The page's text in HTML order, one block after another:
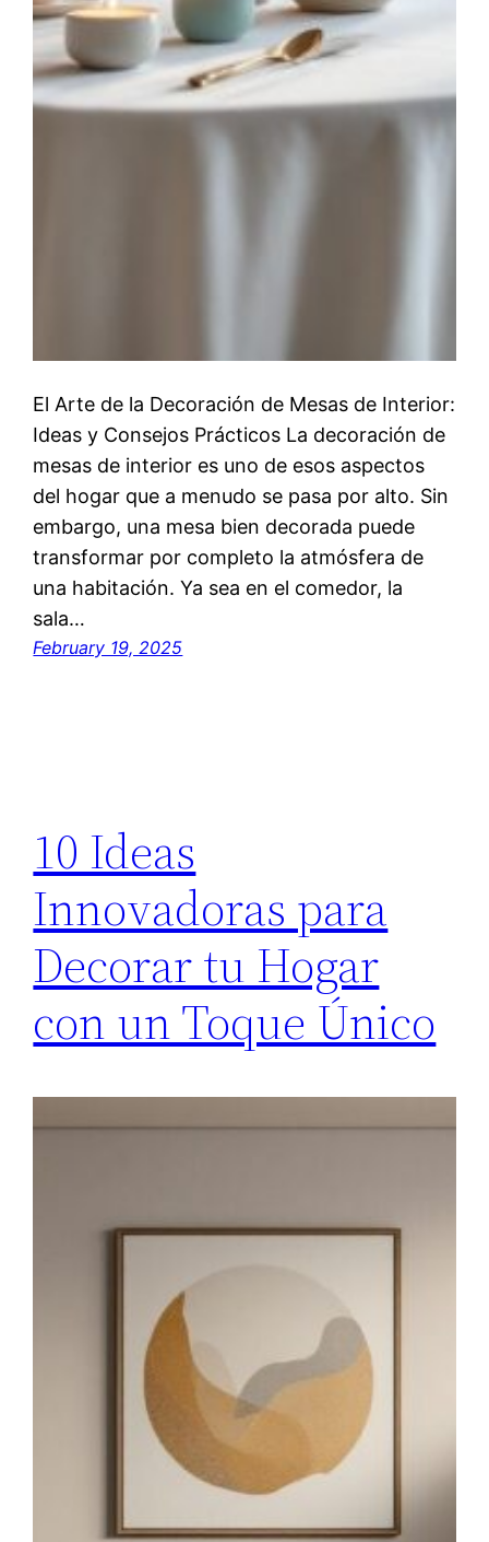
El Arte de la Decoración de Mesas de Interior:
Ideas y Consejos Prácticos La decoración de
mesas de interior es uno de esos aspectos
del hogar que a menudo se pasa por alto. Sin
embargo, una mesa bien decorada puede
transformar por completo la atmósfera de
una habitación. Ya sea en el comedor, la
sala…
February 19, 2025
10 Ideas
Innovadoras para
Decorar tu Hogar
con un Toque Único